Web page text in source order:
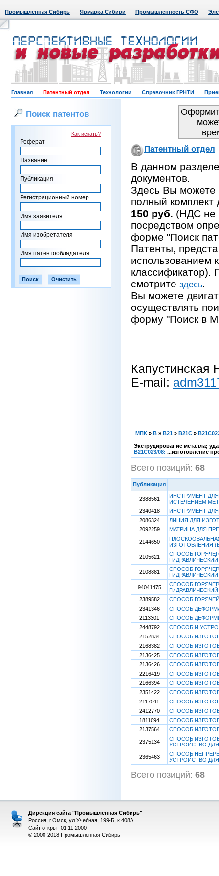
Промышленная Сибирь Ярмарка Сибири Промышленность СФО
Главная Патентный отдел Технологии Справочник ГРНТИ
Поиск патентов
Как искать?
Реферат
Название
Публикация
Регистрационный номер
Имя заявителя
Имя изобретателя
Имя патентообладателя
Патентный отдел
В данном
документов.
Здесь Вы можете
полный комплект
150 руб. (НДС не
посредством
форме "Поиск
Патенты,
использованием
классификатор).
смотрите здесь.
Вы можете
осуществлять
форму "Поиск в
Капустинская
E-mail:
МПК » B » B21 » B21C »
Экструдирование металла;
B21C023/08: ...изготовление
Всего позиций: 68
Публикация
2388561
ИНСТРУМЕНТ
ИСТЕЧЕНИЕМ
2340418
ИНСТРУМЕНТ
2086324
ЛИНИЯ ДЛЯ
2092259
МАТРИЦА ДЛЯ
2144650
ИЗГОТОВЛЕНИЯ
2105621
СПОСОБ
2108881
СПОСОБ
94041475
СПОСОБ
2389582
СПОСОБ
2341346
СПОСОБ
2113301
СПОСОБ
2448792
СПОСОБ И
2152834
СПОСОБ
2168382
СПОСОБ
2136425
СПОСОБ
2136426
СПОСОБ
2216419
СПОСОБ
2166394
СПОСОБ
2351422
СПОСОБ
2117541
СПОСОБ
2412770
СПОСОБ
1811094
СПОСОБ
2137564
СПОСОБ
2375134
СПОСОБ
УСТРОЙСТВО
2365463
СПОСОБ
УСТРОЙСТВО
Всего позиций: 68
Дирекция сайта "Промышленная Сибирь"
Россия, г.Омск, ул.Учебная, 199-Б, к.408А
Сайт открыт 01.11.2000
© 2000-2018 Промышленная Сибирь